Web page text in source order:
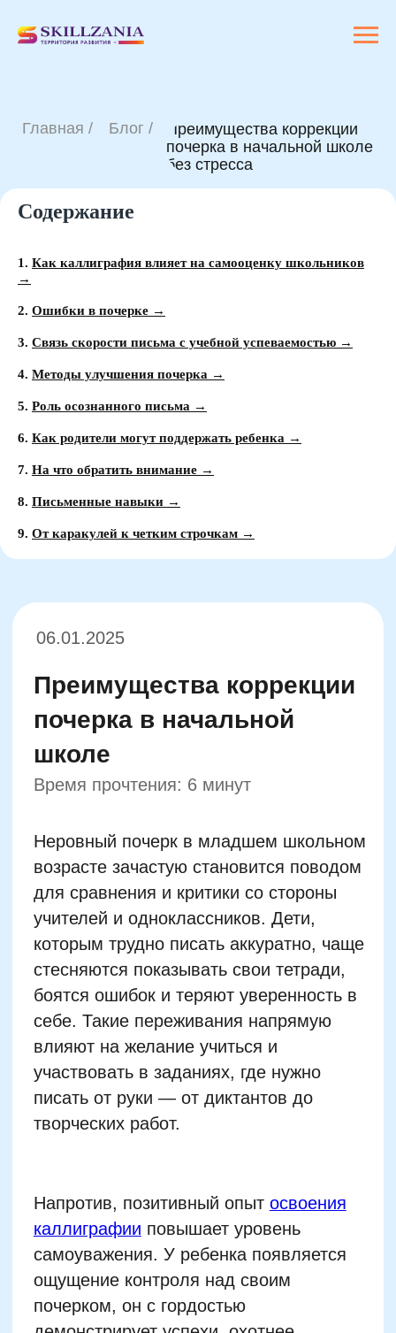
Содержание
1. Как каллиграфия влияет на самооценку школьников
→
2. Ошибки в почерке →
3. Связь скорости письма с учебной успеваемостью →
4. Методы улучшения почерка →
5. Роль осознанного письма →
6. Как родители могут поддержать ребенка →
7. На что обратить внимание →
8. Письменные навыки →
9. От каракулей к четким строчкам →
почерка в начальной
школе
Неровный почерк в младшем школьном
для сравнения и критики со стороны
которым трудно писать аккуратно, чаще
стесняются показывать свои тетради,
себе. Такие переживания напрямую
влияют на желание учиться и
участвовать в заданиях, где нужно
писать от руки — от диктантов до
каллиграфииповышает уровень
самоуважения. У ребенка появляется
ощущение контроля над своим
почерком, он с гордостью
демонстрирует успехи, охотнее
выполняет письменные задания и чаще
получает похвалу. Это создает
положительный эмоциональный фон,
мотивирует на дальнейшие успехи и
помогает сформировать стойкую
учебную самооценку — фактор, сильно
влияющий на будущую траекторию
образования.
Время прочтения: 6 минут